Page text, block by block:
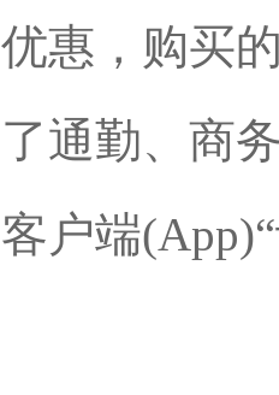
惠，购买
通勤、商
户端